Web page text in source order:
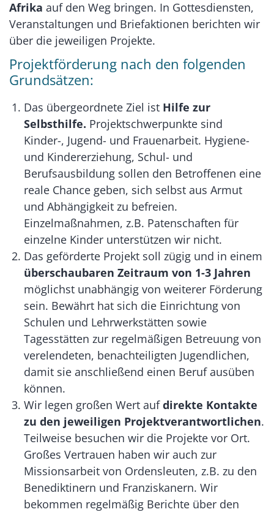
Afrika auf den Weg bringen. In Gottesdiensten,
Veranstaltungen und Briefaktionen berichten wir
über die jeweiligen Projekte.
Projektförderung nach den folgenden
Grundsätzen:
Das übergeordnete Ziel ist Hilfe zur
Selbsthilfe. Projektschwerpunkte sind
Kinder-, Jugend- und Frauenarbeit. Hygiene-
und Kindererziehung, Schul- und
Berufsausbildung sollen den Betroffenen eine
reale Chance geben, sich selbst aus Armut
und Abhängigkeit zu befreien.
Einzelmaßnahmen, z.B. Patenschaften für
einzelne Kinder unterstützen wir nicht.
Das geförderte Projekt soll zügig und in einem
überschaubaren Zeitraum von 1-3 Jahren
möglichst unabhängig von weiterer Förderung
sein. Bewährt hat sich die Einrichtung von
Schulen und Lehrwerkstätten sowie
Tagesstätten zur regelmäßigen Betreuung von
verelendeten, benachteiligten Jugendlichen,
damit sie anschließend einen Beruf ausüben
können.
Wir legen großen Wert aufdirekte Kontakte
zu den jeweiligen Projektverantwortlichen.
Teilweise besuchen wir die Projekte vor Ort.
Großes Vertrauen haben wir auch zur
Missionsarbeit von Ordensleuten, z.B. zu den
Benediktinern und Franziskanern. Wir
bekommen regelmäßig Berichte über den